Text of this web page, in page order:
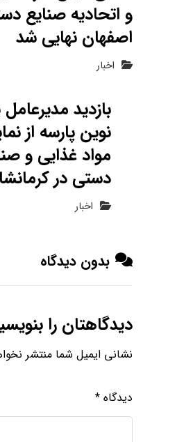
و اتحادیه صنایع
اصفهان نهایی شد
اخبار
بازدید
نوین پارسه از
مواد غذایی و
دستی در
اخبار
بدون دیدگاه
دیدگاهتان را
نشانی ایمیل شما منتشر
دیدگاه *